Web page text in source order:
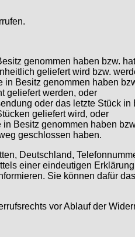
genommen haben bzw.
geliefert wird bzw.
Besitz genommen haben
geliefert werden, oder
oder das letzte Stück in
geliefert wird, oder
Besitz genommen haben
geschlossen haben.
Deutschland,
einer eindeutigen
Sie können dafür
vor Ablauf der